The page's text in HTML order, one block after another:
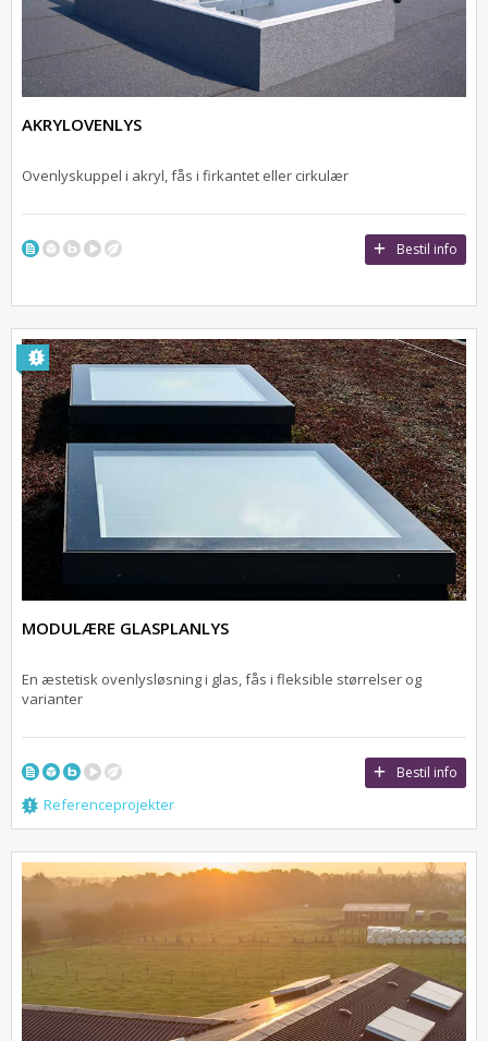
AKRYLOVENLYS
Ovenlyskuppel i akryl, fås i firkantet eller cirkulær
Bestil info
MODULÆRE GLASPLANLYS
En æstetisk ovenlysløsning i glas, fås i fleksible størrelser og
varianter
Bestil info
Referenceprojekter